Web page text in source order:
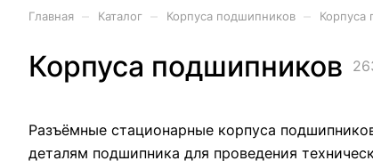
Главная Каталог Корпуса подшипников Корпуса
Корпуса подшипников
Разъёмные стационарные корпуса
деталям подшипника для проведения